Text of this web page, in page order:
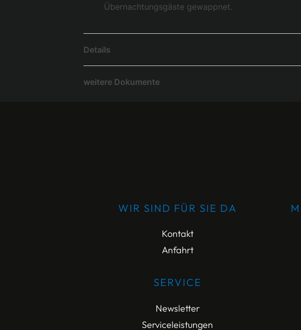
Übernachtungsgäste gewappnet.
Details
weitere Dokumente
WIR SIND FÜR SIE DA
Kontakt
Anfahrt
SERVICE
Newsletter
Serviceleistungen